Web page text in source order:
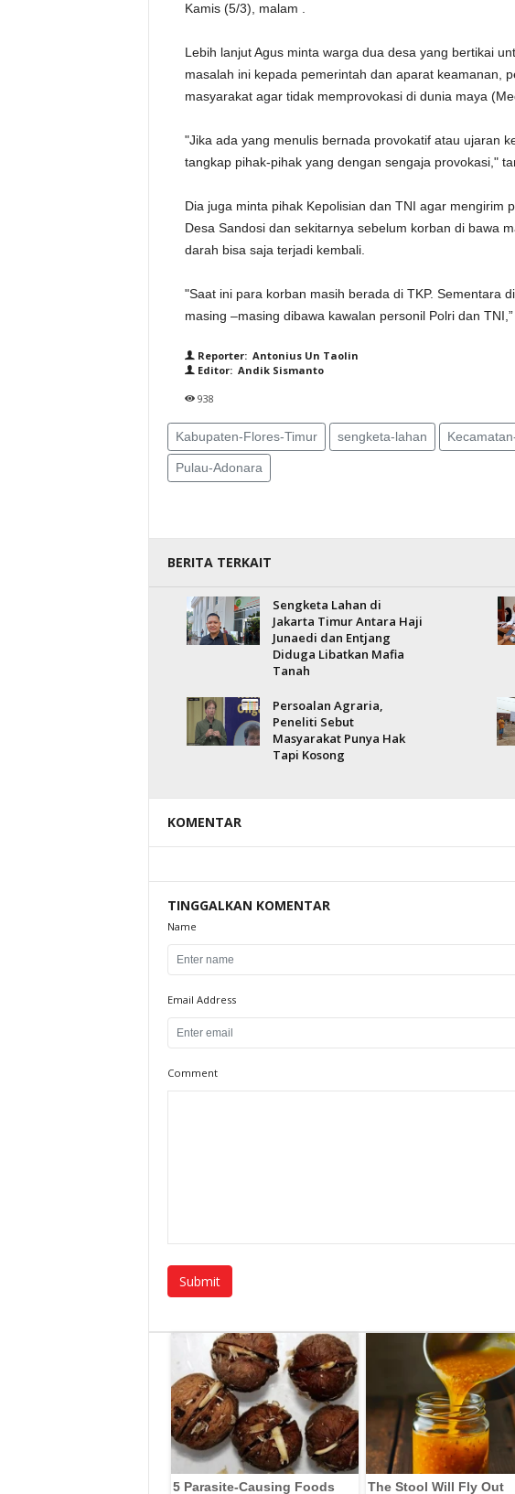
Kamis (5/3), malam .
Lebih lanjut Agus minta warga dua desa yang bertikai
masalah ini kepada pemerintah dan aparat keamanan,
masyarakat agar tidak memprovokasi di dunia maya
"Jika ada yang menulis bernada provokatif atau ujaran
tangkap pihak-pihak yang dengan sengaja provokasi,"
Dia juga minta pihak Kepolisian dan TNI agar mengirim
Desa Sandosi dan sekitarnya sebelum korban di bawa
darah bisa saja terjadi kembali.
"Saat ini para korban masih berada di TKP. Sementara
masing –masing dibawa kawalan personil Polri dan TNI,”
Reporter: Antonius Un Taolin
Editor: Andik Sismanto
938
Kabupaten-Flores-Timur sengketa-lahan
Pulau-Adonara
BERITA TERKAIT
Sengketa Lahan di
Jakarta Timur Antara Haji
Junaedi dan Entjang
Diduga Libatkan Mafia
Tanah
Persoalan Agraria,
Peneliti Sebut
Masyarakat Punya Hak
Tapi Kosong
KOMENTAR
TINGGALKAN KOMENTAR
Name
Email Address
Comment
5 Parasite-Causing Foods The Stool Will Fly Out